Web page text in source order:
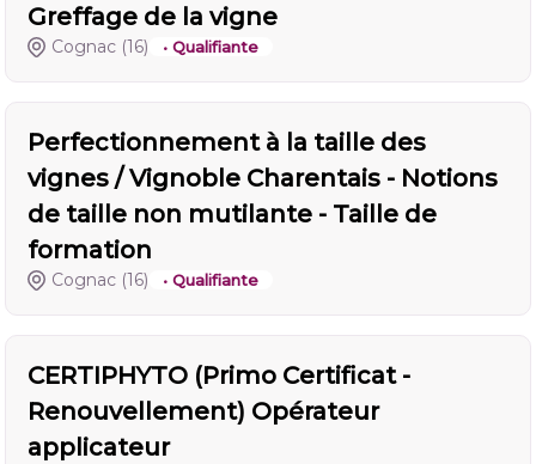
Greffage de la vigne
Cognac (16) • Qualifiante
Perfectionnement à la taille des
vignes / Vignoble Charentais - Notions
de taille non mutilante - Taille de
formation
Cognac (16) • Qualifiante
CERTIPHYTO (Primo Certificat -
Renouvellement) Opérateur
applicateur